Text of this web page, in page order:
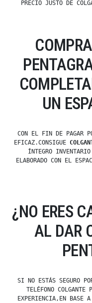
PRECIO JUSTO DE
UN
CON EL FIN DE PAGAR
EFICAZ.CONSIGUE
ÍNTEGRO INVENTARIO
ELABORADO CON EL
¿NO ERES
AL DAR
SI NO ESTÁS SEGURO
TELÉFONO COLGANTE
EXPERIENCIA,EN BASE A